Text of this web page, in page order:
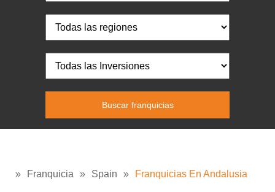
» Franquicia » Spain » Franquicias En Andalusia